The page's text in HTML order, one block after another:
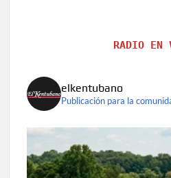
RADIO EN
elkentubano
Publicación para la